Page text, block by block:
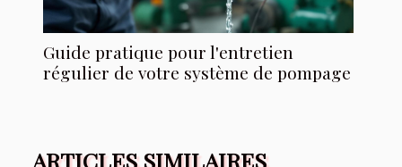
Guide pratique pour l'entretien
régulier de votre système de pompage
ARTICLES SIMILAIRES